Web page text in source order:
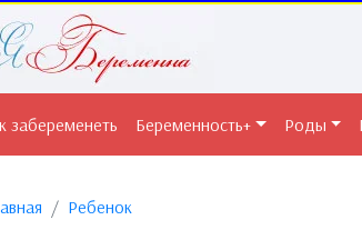
забеременеть Беременность+ Роды
Ребенок